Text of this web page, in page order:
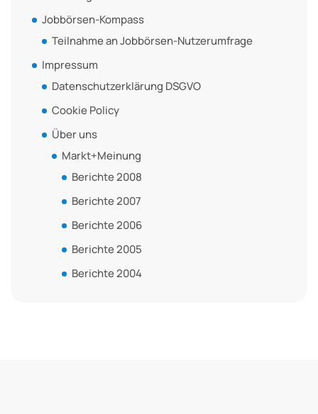
Jobbörsen-Kompass
Teilnahme an Jobbörsen-Nutzerumfrage
Impressum
Datenschutzerklärung DSGVO
Cookie Policy
Über uns
Markt+Meinung
Berichte 2008
Berichte 2007
Berichte 2006
Berichte 2005
Berichte 2004